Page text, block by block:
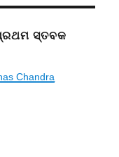
ସ୍ତବକ
Chandra